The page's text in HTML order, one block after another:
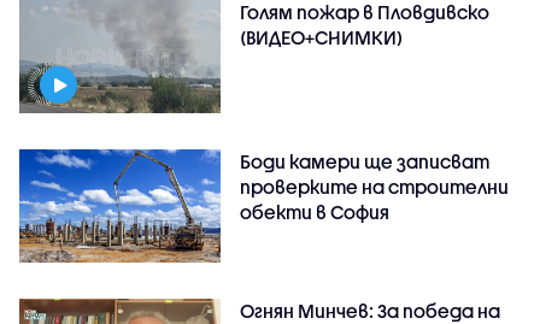
Голям пожар в Пловдивско
(ВИДЕО+СНИМКИ)
Боди камери ще записват
проверките на строителни
обекти в София
Огнян Минчев: За победа на